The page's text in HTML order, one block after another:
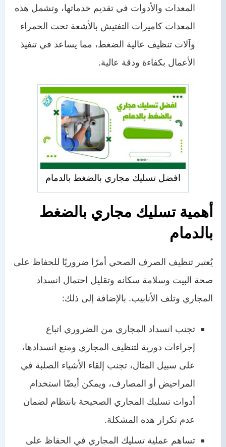
المعدات والأدوات في تقديم خدماتها، وتشمل هذه
المعدات كاميرات التفتيش بالأشعة تحت الحمراء
وآلات تنظيف عالية الضغط، مما يساعد في تنفيذ
الأعمال بكفاءة ودقة عالية.
افضل تسليك مجاري بالضغط بالدمام
أهمية تسليك مجاري بالضغط
بالدمام
يُعتبر تنظيف الصرف الصحي أمرًا ضروريًا للحفاظ على
صحة البيت وسلامة سكانه وتقليل احتمال انسداد
المجاري وتلف الأنابيب. بالإضافة إلى ذلك:
تجنب انسداد المجاري من الضروري اتباع
إجراءات دورية لتنظيف المجاري ومنع انسدادها،
على سبيل المثال، تجنب إلقاء الأشياء الصلبة في
المراحيض أو المصارف، ويمكن أيضًا استخدام
أدوات تسليك المجاري الصحيحة بانتظام لضمان
عدم تكرار هذه المشكلة.
تساهم عملية تسليك المجاري في الحفاظ على